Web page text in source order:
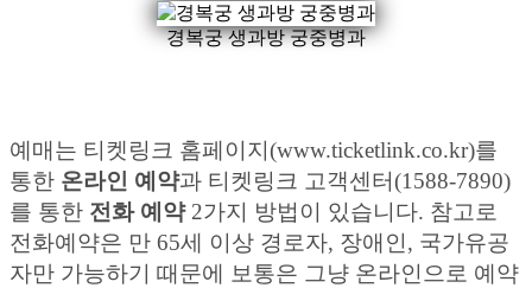
경복궁 생과방 궁중병과
예매는 티켓링크 홈페이지(www.ticketlink.co.kr)를
통한 온라인 예약과 티켓링크 고객센터(1588-7890)
를 통한 전화 예약2가지 방법이 있습니다. 참고로
전화예약은 만 65세 이상 경로자, 장애인, 국가유공
자만 가능하기 때문에 보통은 그냥 온라인으로 예약